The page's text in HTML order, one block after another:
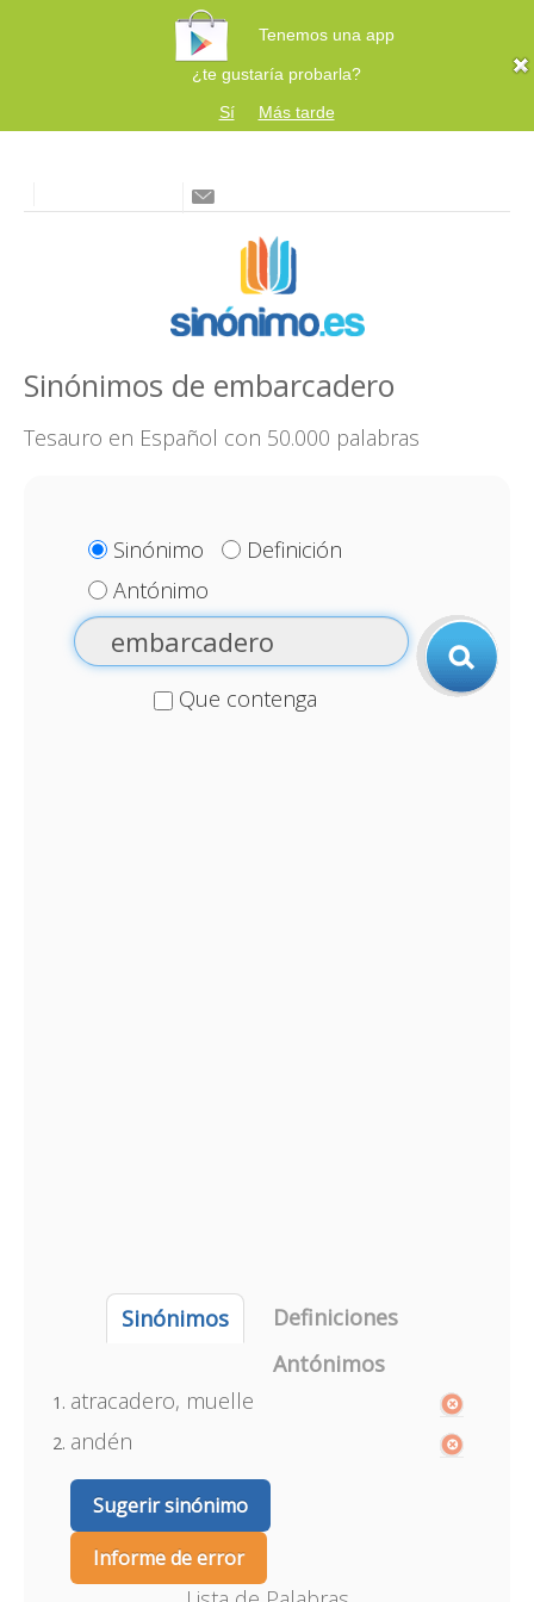
Tenemos una app
¿te gustaría probarla?
Sí
Más tarde
Sinónimos de embarcadero
Tesauro en Español con 50.000 palabras
Sinónimo
Definición
Antónimo
Que contenga
Sinónimos
Definiciones
Antónimos
atracadero, muelle
andén
Sugerir sinónimo
Informe de error